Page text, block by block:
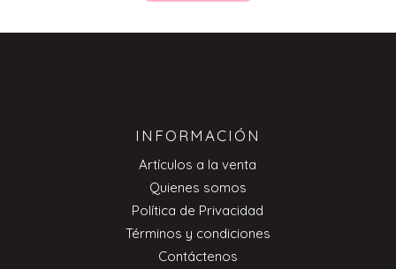
INFORMACIÓN
Artículos a la venta
Quienes somos
Política de Privacidad
Términos y condiciones
Contáctenos